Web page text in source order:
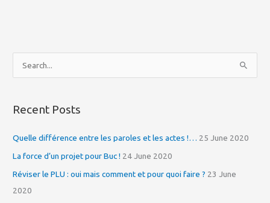
r
Recent Posts
Quelle différence entre les paroles et les actes !… 25 June 2020
La force d’un projet pour Buc ! 24 June 2020
Réviser le PLU : oui mais comment et pour quoi faire ? 23 June
2020